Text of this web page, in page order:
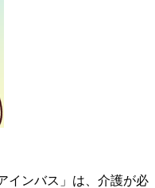
インバス」は、介護が必